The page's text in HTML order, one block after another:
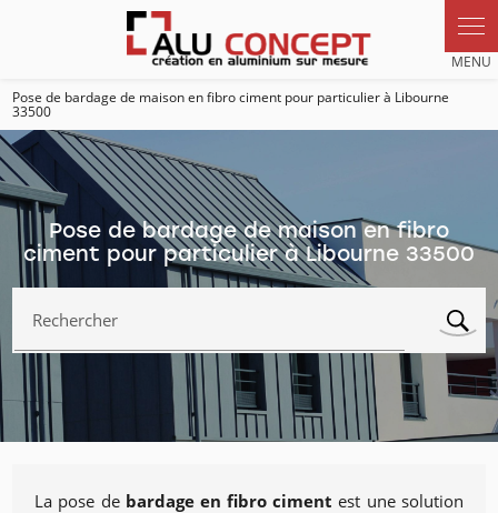
Pose de bardage de maison en fibro ciment pour particulier à Libourne
33500
Pose de bardage de maison en fibro
ciment pour particulier à Libourne 33500
Rechercher
La pose de bardage en fibro cimentest une solution
Panneau de gestion des cookies